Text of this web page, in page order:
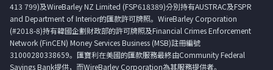
413 799)及WireBarley NZ Limited (FSP618389)分別持有AUSTRAC及FSPR
and Department of Interior的匯款許可牌照。WireBarley Corporation
(#2018-8)持有韓國企劃財政部的許可牌照及Financial Crimes Enforcement
Network (FinCEN) Money Services Business (MSB)註冊編號
31000280338659。匯寶利在美國的匯款服務最終由Community Federal
Savings Bank提供，而WireBarley Corporation為其服務提供者。